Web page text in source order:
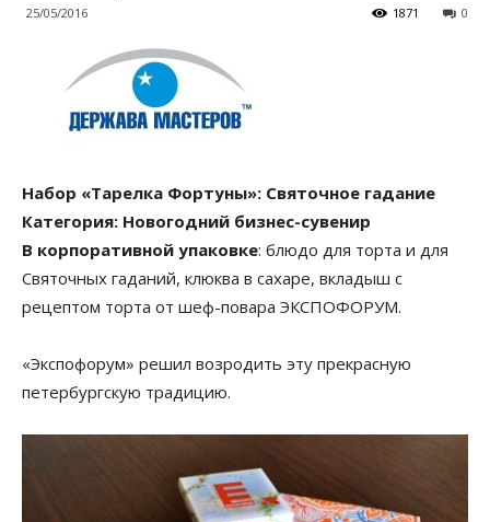
25/05/2016 0
1871
Набор «Тарелка Фортуны»: Святочное гадание
Категория: Новогодний бизнес-сувенир
В корпоративной упаковке: блюдо для торта и для
Святочных гаданий, клюква в сахаре, вкладыш с
рецептом торта от шеф-повара ЭКСПОФОРУМ.
«Экспофорум» решил возродить эту прекрасную
петербургскую традицию.